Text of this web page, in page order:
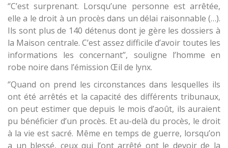
‘’C’est surprenant. Lorsqu’une personne est arrêtée,
elle a le droit à un procès dans un délai raisonnable (…).
Ils sont plus de 140 détenus dont je gère les dossiers à
la Maison centrale. C’est assez difficile d’avoir toutes les
informations les concernant’’, souligne l’homme en
robe noire dans l’émission Œil de lynx.
‘’Quand on prend les circonstances dans lesquelles ils
ont été arrêtés et la capacité des différents tribunaux,
on peut estimer que depuis le mois d’août, ils auraient
pu bénéficier d’un procès. Et au-delà du procès, le droit
à la vie est sacré. Même en temps de guerre, lorsqu’on
a un blessé, ceux qui l’ont arrêté ont le devoir de la